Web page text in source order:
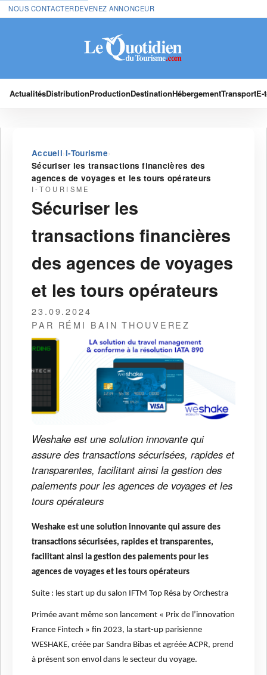
NOUS CONTACTERDEVENEZ ANNONCEUR
ActualitésDistributionProductionDestinationHébergementTransport
Accueil›I-Tourisme›
Sécuriser les transactions financières des
agences de voyages et les tours opérateurs
I-TOURISME
Sécuriser les
transactions financières
des agences de voyages
et les tours opérateurs
23.09.2024
PAR RÉMI BAIN THOUVEREZ
Weshake est une solution innovante qui
assure des transactions sécurisées, rapides et
transparentes, facilitant ainsi la gestion des
paiements pour les agences de voyages et les
tours opérateurs
Weshake est une solution innovante qui assure des
transactions sécurisées, rapides et transparentes,
facilitant ainsi la gestion des paiements pour les
agences de voyages et les tours opérateurs
Suite : les start up du salon IFTM Top Résa by Orchestra
Primée avant même son lancement « Prix de l’innovation
France Fintech » fin 2023, la start-up parisienne
WESHAKE, créée par Sandra Bibas et agréée ACPR, prend
à présent son envol dans le secteur du voyage.